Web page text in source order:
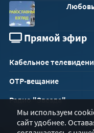
Прямой эфир
Кабельное
ОТР-вещание
Радио "Звезда"
Мы используем
сайт удобнее.